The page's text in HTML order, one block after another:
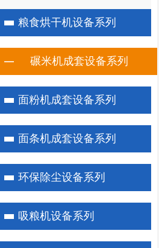
粮食烘干机设备系列
碾米机成套设备系列
面粉机成套设备系列
面条机成套设备系列
环保除尘设备系列
吸粮机设备系列